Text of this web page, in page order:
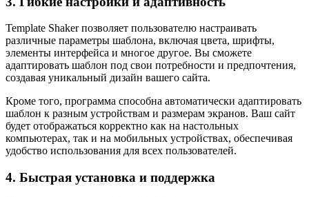
Template Shaker позволяет пользователю настраивать
различные параметры шаблона, включая цвета, шрифты,
элементы интерфейса и многое другое. Вы сможете
адаптировать шаблон под свои потребности и предпочтения,
создавая уникальный дизайн вашего сайта.
Кроме того, программа способна автоматически адаптировать
шаблон к разным устройствам и размерам экранов. Ваш сайт
будет отображаться корректно как на настольных
компьютерах, так и на мобильных устройствах, обеспечивая
удобство использования для всех пользователей.
4. Быстрая установка и поддержка